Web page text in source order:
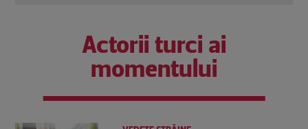
Actorii turci ai
momentului